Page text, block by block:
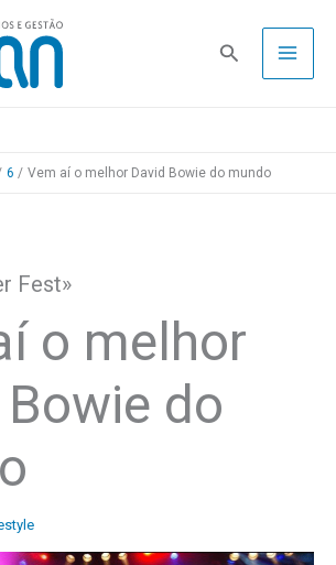
Pesquisa
6 Vem aí o melhor David Bowie do mundo
Fest»
o melhor
do